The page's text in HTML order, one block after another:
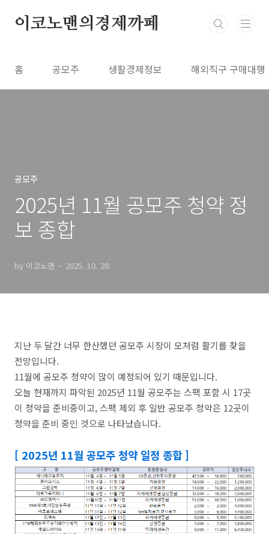
이코노맨의경제까페
홈 공모주 생활경제정보 해외직구 구매대행
공모주
2025년 11월 공모주 청약 정
보 종합
by 이코노맨 2025. 10. 28.
지난 두 달간 너무 한산했던 공모주 시장이 모처럼 활기를 찾을
전망입니다.
11월에 공모주 청약이 많이 예정되어 있기 때문입니다.
오늘 현재까지 파악된 2025년 11월 공모주는 스팩 포함 시 17곳
이 청약을 준비중이고, 스팩 제외 후 일반 공모주 청약은 12곳이
청약을 준비 중인 것으로 나타났습니다.
[ 2025년 11월 공모주 청약 일정 종합 ]